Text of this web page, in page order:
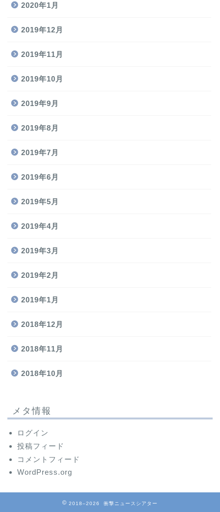
2020年1月
2019年12月
2019年11月
2019年10月
2019年9月
2019年8月
2019年7月
2019年6月
2019年5月
2019年4月
2019年3月
2019年2月
2019年1月
2018年12月
2018年11月
2018年10月
メタ情報
ログイン
投稿フィード
コメントフィード
WordPress.org
2018–2026 衝撃ニュースシアター